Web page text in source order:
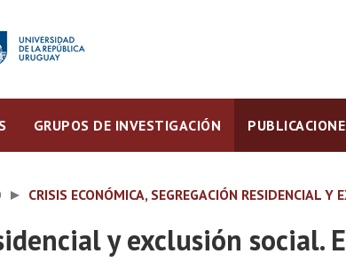
GRUPOS DE INVESTIGACIÓN
CRISIS ECONÓMICA, SEGREGACIÓN RESIDENCIAL
y exclusión social.